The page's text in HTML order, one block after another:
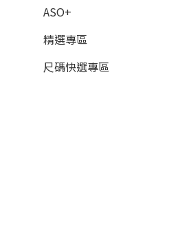
ASO+
精選專區
尺碼快選專區